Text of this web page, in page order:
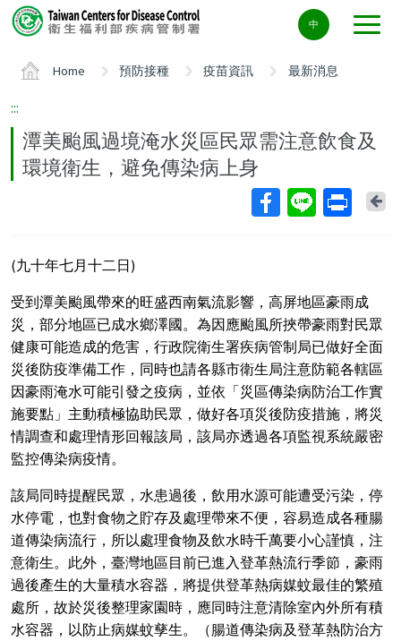
Center
block
中
Home 預防接種 疫苗資訊 最新消息
:::
潭美颱風過境淹水災區民眾需注意飲食及
環境衛生，避免傳染病上身
(九十年七月十二日)
受到潭美颱風帶來的旺盛西南氣流影響，高屏地區豪雨成
災，部分地區已成水鄉澤國。為因應颱風所挾帶豪雨對民眾
健康可能造成的危害，行政院衛生署疾病管制局已做好全面
災後防疫準備工作，同時也請各縣市衛生局注意防範各轄區
因豪雨淹水可能引發之疫病，並依「災區傳染病防治工作實
施要點」主動積極協助民眾，做好各項災後防疫措施，將災
情調查和處理情形回報該局，該局亦透過各項監視系統嚴密
監控傳染病疫情。
該局同時提醒民眾，水患過後，飲用水源可能遭受污染，停
水停電，也對食物之貯存及處理帶來不便，容易造成各種腸
道傳染病流行，所以處理食物及飲水時千萬要小心謹慎，注
意衛生。此外，臺灣地區目前已進入登革熱流行季節，豪雨
過後產生的大量積水容器，將提供登革熱病媒蚊最佳的繁殖
處所，故於災後整理家園時，應同時注意清除室內外所有積
水容器，以防止病媒蚊孳生。（腸道傳染病及登革熱防治方